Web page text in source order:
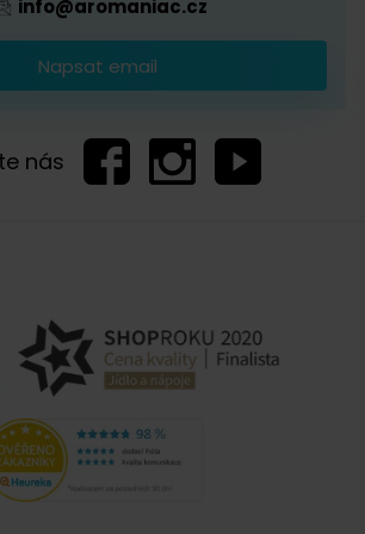
info@aromaniac.cz
Napsat email
nás